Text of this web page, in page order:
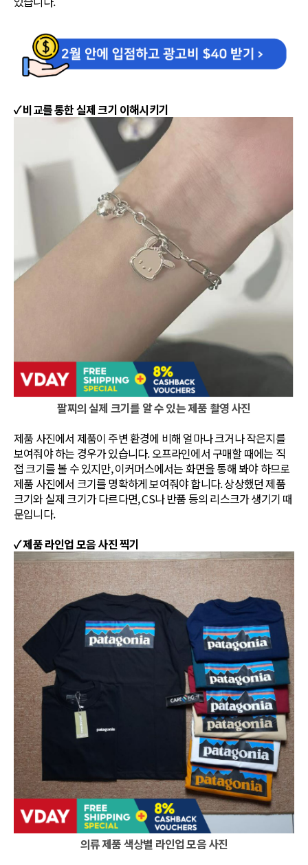
✓ 비교를 통한 실제 크기 이해시키기
팔찌의 실제 크기를 알 수 있는 제품 촬영 사진
제품 사진에서 제품이 주변 환경에 비해 얼마나 크거나 작은지를
보여줘야 하는 경우가 있습니다. 오프라인에서 구매할 때에는 직
접 크기를 볼 수 있지만, 이커머스에서는 화면을 통해 봐야 하므로
제품 사진에서 크기를 명확하게 보여줘야 합니다. 상상했던 제품
크기와 실제 크기가 다르다면, CS나 반품 등의 리스크가 생기기 때
문입니다.
✓ 제품 라인업 모음 사진 찍기
의류 제품 색상별 라인업 모음 사진